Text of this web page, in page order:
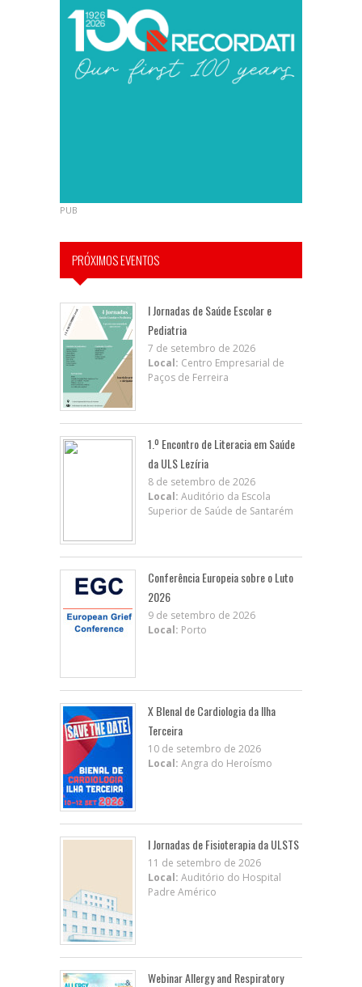
PUB
PRÓXIMOS EVENTOS
I Jornadas de Saúde Escolar e
Pediatria
7 de setembro de 2026
Local: Centro Empresarial de
Paços de Ferreira
1.º Encontro de Literacia em Saúde
da ULS Lezíria
8 de setembro de 2026
Local: Auditório da Escola
Superior de Saúde de Santarém
Conferência Europeia sobre o Luto
2026
9 de setembro de 2026
Local: Porto
X BIenal de Cardiologia da Ilha
Terceira
10 de setembro de 2026
Local: Angra do Heroísmo
I Jornadas de Fisioterapia da ULSTS
11 de setembro de 2026
Local: Auditório do Hospital
Padre Américo
Webinar Allergy and Respiratory